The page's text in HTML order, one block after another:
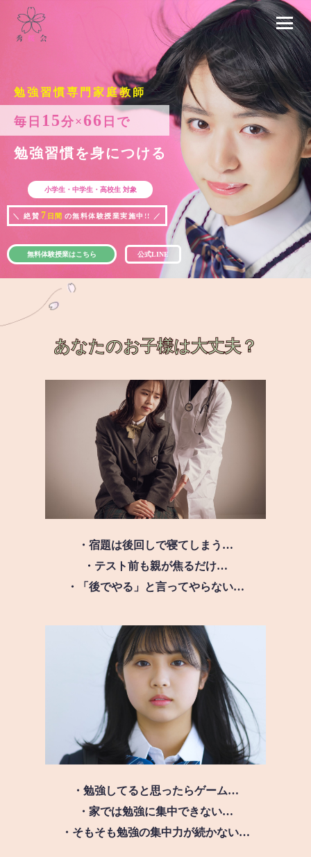
勉強習慣専門家庭教師
毎日 15分× 66 日で
勉強習慣を身につける
小学生・中学生・高校生対象
＼ 絶賛 7 日間 の無料体験授業実施中!! ／
無料体験授業はこちら 公式LINE
あなたのお子様は大丈夫？
・宿題は後回しで寝てしまう…
・テスト前も親が焦るだけ…
・「後でやる」と言ってやらない…
・勉強してると思ったらゲーム…
・家では勉強に集中できない…
・そもそも勉強の集中力が続かない…